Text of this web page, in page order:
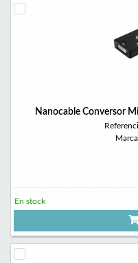
Nanocable Conversor
En stock